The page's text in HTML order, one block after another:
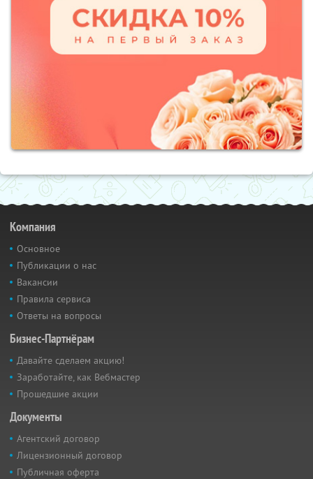
Компания
Основное
Публикации о нас
Вакансии
Правила сервиса
Ответы на вопросы
Бизнес-Партнёрам
Давайте сделаем акцию!
Заработайте, как Вебмастер
Прошедшие акции
Документы
Агентский договор
Лицензионный договор
Публичная оферта